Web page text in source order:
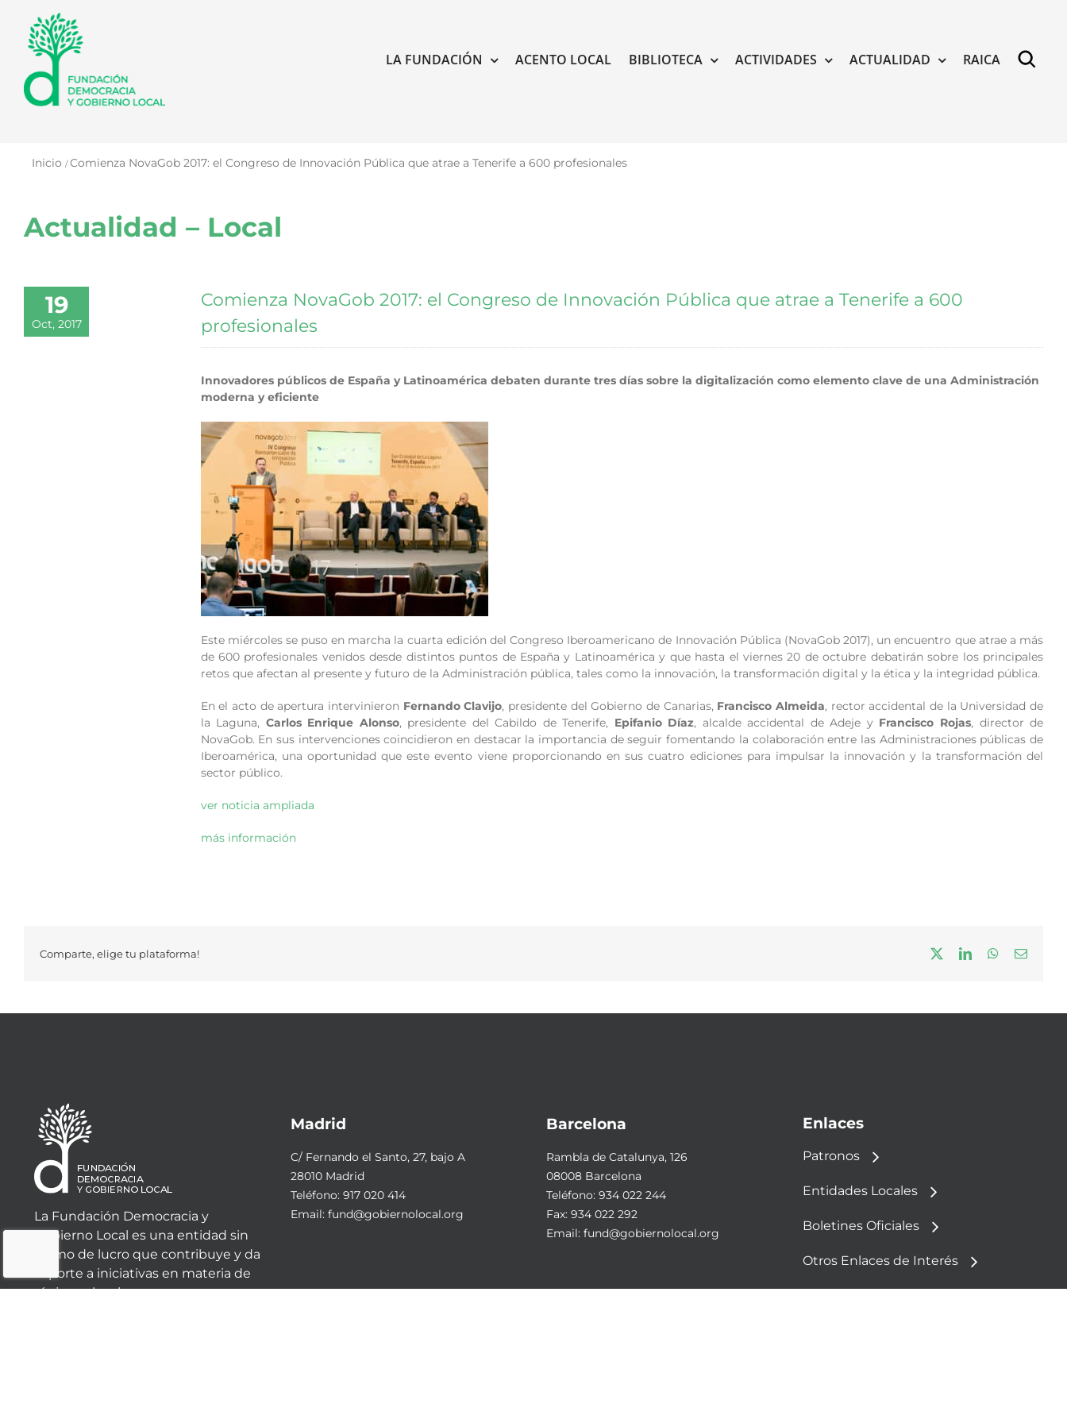
contenido
LA FUNDACIÓN ACENTO LOCAL BIBLIOTECA ACTIVIDADES ACTUALIDAD RAICA
Inicio Comienza NovaGob 2017: el Congreso de Innovación Pública que atrae a Tenerife a 600 profesionales
Actualidad – Local
19
Oct, 2017
Comienza NovaGob 2017: el Congreso de Innovación Pública que atrae a Tenerife a 600
profesionales
Innovadores públicos de España y Latinoamérica debaten durante tres días sobre la digitalización como elemento clave de una Administración
moderna y eficiente
Este miércoles se puso en marcha la cuarta edición del Congreso Iberoamericano de Innovación Pública (NovaGob 2017), un encuentro que atrae a más
de 600 profesionales venidos desde distintos puntos de España y Latinoamérica y que hasta el viernes 20 de octubre debatirán sobre los principales
retos que afectan al presente y futuro de la Administración pública, tales como la innovación, la transformación digital y la ética y la integridad pública.
En el acto de apertura intervinieron Fernando Clavijo, presidente del Gobierno de Canarias, Francisco Almeida, rector accidental de la Universidad de
la Laguna, Carlos Enrique Alonso, presidente del Cabildo de Tenerife, Epifanio Díaz, alcalde accidental de Adeje y Francisco Rojas, director de
NovaGob. En sus intervenciones coincidieron en destacar la importancia de seguir fomentando la colaboración entre las Administraciones públicas de
Iberoamérica, una oportunidad que este evento viene proporcionando en sus cuatro ediciones para impulsar la innovación y la transformación del
sector público.
ver noticia ampliada
más información
Comparte, elige tu plataforma! LinkedInWhatsApp
Correo
La Fundación Democracia y
Gobierno Local es una entidad sin
ánimo de lucro que contribuye y da
soporte a iniciativas en materia de
régimen local.
Madrid
C/ Fernando el Santo, 27, bajo A
28010 Madrid
Teléfono: 917 020 414
Email: fund@gobiernolocal.org
Barcelona
Rambla de Catalunya, 126
08008 Barcelona
Teléfono: 934 022 244
Fax: 934 022 292
Email: fund@gobiernolocal.org
Enlaces
Patronos
Entidades Locales
Boletines Oficiales
Otros Enlaces de Interés